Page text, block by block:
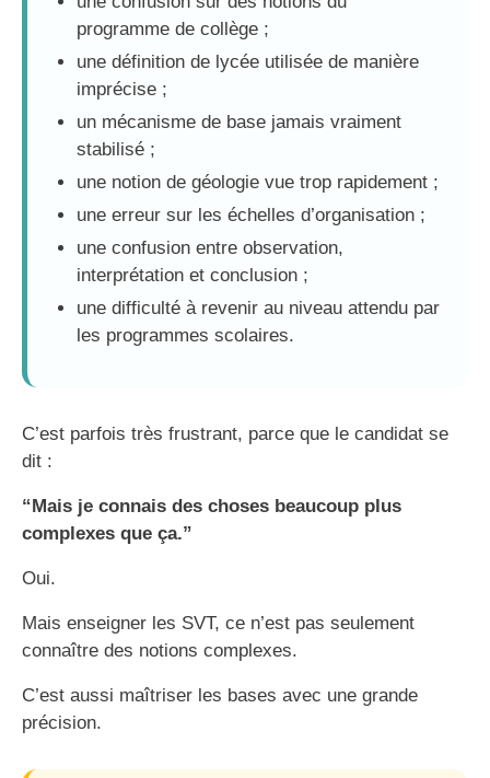
programme de collège ;
une définition de lycée utilisée de manière
imprécise ;
un mécanisme de base jamais vraiment
stabilisé ;
une notion de géologie vue trop rapidement ;
une erreur sur les échelles d’organisation ;
une confusion entre observation,
interprétation et conclusion ;
une difficulté à revenir au niveau attendu par
les programmes scolaires.
C’est parfois très frustrant, parce que le candidat se
dit :
“Mais je connais des choses beaucoup plus
complexes que ça.”
Oui.
Mais enseigner les SVT, ce n’est pas seulement
connaître des notions complexes.
C’est aussi maîtriser les bases avec une grande
précision.